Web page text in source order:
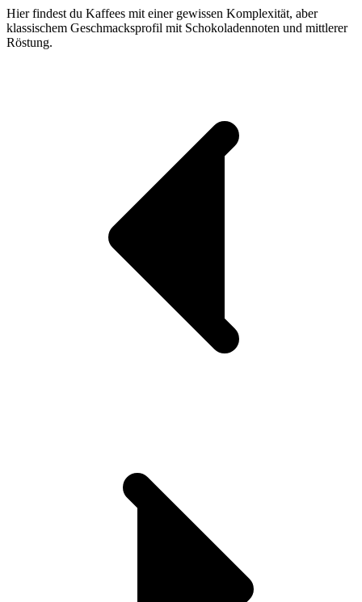
Hier findest du Kaffees mit einer gewissen Komplexität, aber
klassischem Geschmacksprofil mit Schokoladennoten und mittlerer
Röstung.